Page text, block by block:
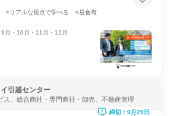
⭐リアルな視点で学べる ⭐昼食有
月・10月・11月・12月
引越センター
ス、総合商社・専門商社・卸売、不動産管理
締切：9月29日